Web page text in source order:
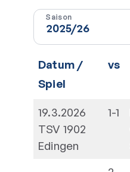
Saison
Datum /
Spiel
vs
19.3.2026
TSV 1902
Edingen
1-1